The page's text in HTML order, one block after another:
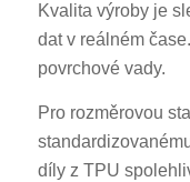
Kvalita výroby je
dat v reálném
povrchové vady.
Pro rozměrovou
díly z TPU